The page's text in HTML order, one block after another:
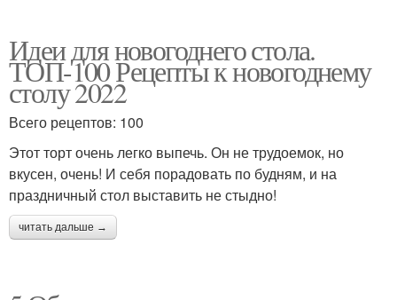
Идеи для новогоднего стола.
ТОП-100 Рецепты к новогоднему
столу 2022
Всего рецептов: 100
Этот торт очень легко выпечь. Он не трудоемок, но
вкусен, очень! И себя порадовать по будням, и на
праздничный стол выставить не стыдно!
читать дальше →